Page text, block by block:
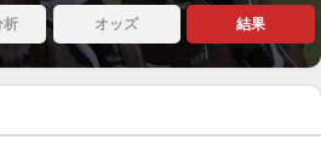
析 オッズ 結果